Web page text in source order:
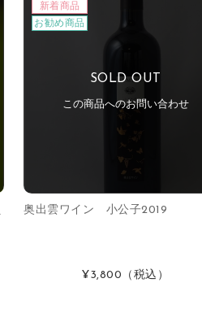
新着商品
お勧め商品
SOLD OUT
この商品へのお問い合わせ
奥出雲ワイン 小公子2019
¥3,800 （税込）